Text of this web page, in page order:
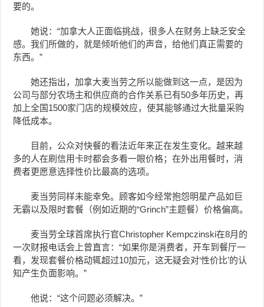
要的。
她说：“加拿大人正面临挑战，很多人在财务上缺乏安全
感。我们所做的，就是倾听他们的声音，给他们真正需要的
东西。”
她还指出，加拿大麦当劳之所以能做到这一点，是因为
公司与部分农场主和供应商的合作关系已有50多年历史，再
加上全国1500家门店的规模效应，使其能够通过大批量采购
降低成本。
目前，公众对快餐的看法近年来正在发生变化。越来越
多的人在刷信用卡时都会多看一眼价格；在外出用餐时，消
费者更愿意选择性价比最高的选项。
麦当劳同样未能幸免。顾客如今经常抱怨明星产品如巨
无霸以及限时套餐（例如近期的“Grinch”主题餐）价格偏高。
麦当劳全球首席执行官Christopher Kempczinski在8月的
一次财报电话会上曾直言：“如果你是消费者，开车到餐厅一
看，发现套餐价格动辄超过10加元，这无疑会对‘性价比’的认
知产生负面影响。”
他说：“这个问题必须解决。”